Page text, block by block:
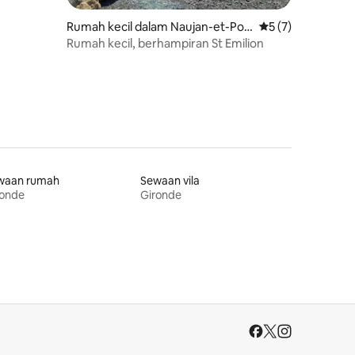
Rumah kecil dalam Naujan-et-Pos
tiac
Penarafan
5 (7)
Rumah kecil, berhampiran St Emilion
rumah
Sewaan vila
Gironde